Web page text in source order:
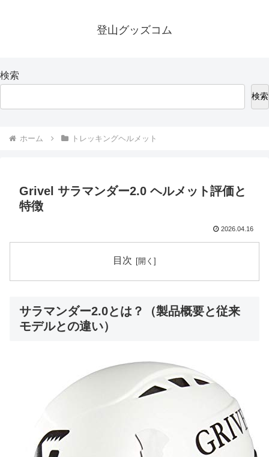
登山グッズコム
検索
検索
ホーム トレッキングヘルメット
Grivel サラマンダー2.0 ヘルメット評価と
特徴
2026.04.16
目次
サラマンダー2.0とは？（製品概要と従来
モデルとの違い）